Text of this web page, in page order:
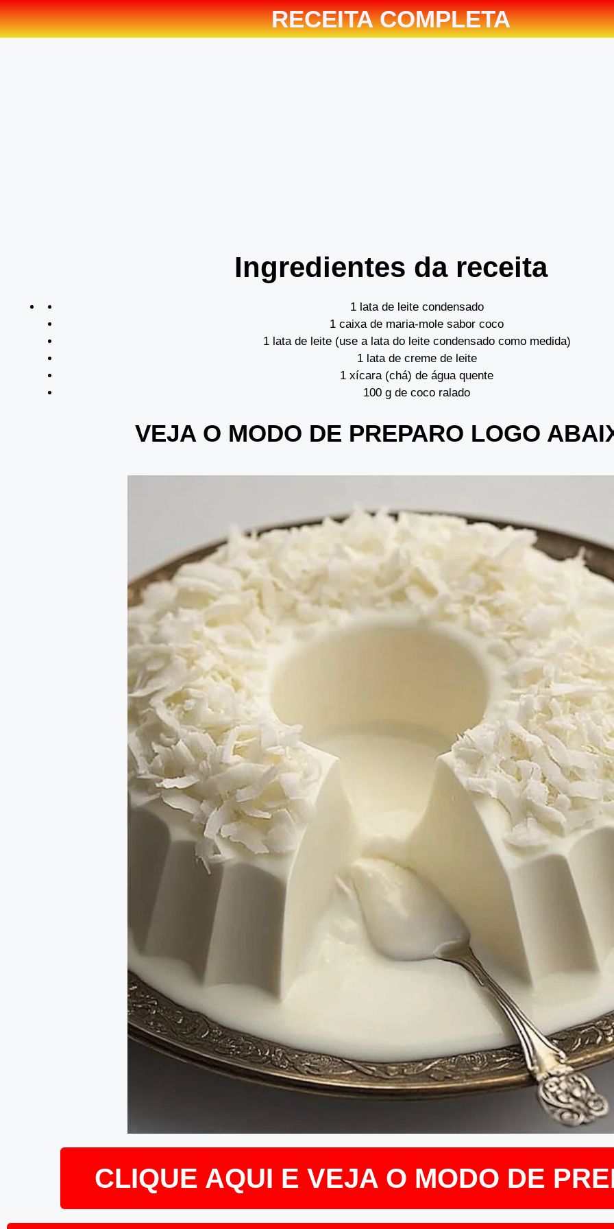
RECEITA COMPLETA
Ingredientes da receita
1 lata de leite condensado
1 caixa de maria-mole sabor coco
1 lata de leite (use a lata do leite condensado como medida)
1 lata de creme de leite
1 xícara (chá) de água quente
100 g de coco ralado
VEJA O MODO DE PREPARO LOGO
CLIQUE AQUI E VEJA O MODO DE